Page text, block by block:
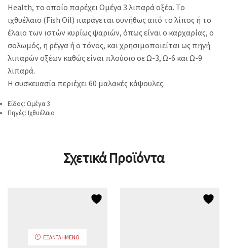
Health, το οποίο παρέχει Ωμέγα 3 λιπαρά οξέα. Το
ιχθυέλαιο (Fish Oil) παράγεται συνήθως από το λίπος ή το
έλαιο των ιστών κυρίως ψαριών, όπως είναι ο καρχαρίας, ο
σολωμός, η ρέγγα ή ο τόνος, και χρησιμοποιείται ως πηγή
λιπαρών οξέων καθώς είναι πλούσιο σε Ω-3, Ω-6 και Ω-9
λιπαρά.
Η συσκευασία περιέχει 60 μαλακές κάψουλες.
Είδος: Ωμέγα 3
Πηγές: Ιχθυέλαιο
Σχετικά Προϊόντα
ΕΞΑΝΤΛΗΜΈΝΟ